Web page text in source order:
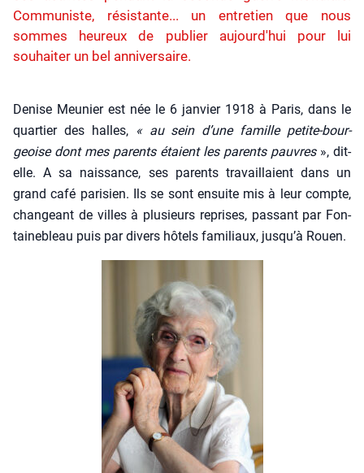
Communiste, résistante... un entretien que nous
sommes heureux de publier aujourd'hui pour lui
souhaiter un bel anniversaire.
Denise Meu­nier est née le 6 jan­vier 1918 à Paris, dans le
quar­tier des halles, « au sein d’une famille petite-bour­
geoise dont mes parents étaient les parents pauvres», dit-
elle. A sa nais­sance, ses parents tra­vaillaient dans un
grand café pari­sien. Ils se sont ensuite mis à leur compte,
chan­geant de villes à plu­sieurs reprises, pas­sant par Fon­
tai­ne­bleau puis par divers hôtels fami­liaux, jusqu’à Rouen.